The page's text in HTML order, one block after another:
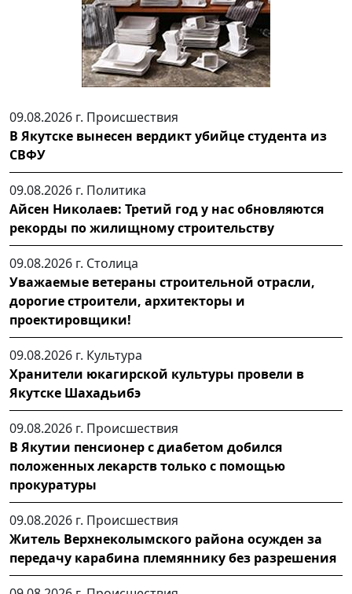
09.08.2026 г. Происшествия
В Якутске вынесен вердикт убийце студента из
СВФУ
09.08.2026 г. Политика
Айсен Николаев: Третий год у нас обновляются
рекорды по жилищному строительству
09.08.2026 г. Столица
Уважаемые ветераны строительной отрасли,
дорогие строители, архитекторы и
проектировщики!
09.08.2026 г. Культура
Хранители юкагирской культуры провели в
Якутске Шахадьибэ
09.08.2026 г. Происшествия
В Якутии пенсионер с диабетом добился
положенных лекарств только с помощью
прокуратуры
09.08.2026 г. Происшествия
Житель Верхнеколымского района осужден за
передачу карабина племяннику без разрешения